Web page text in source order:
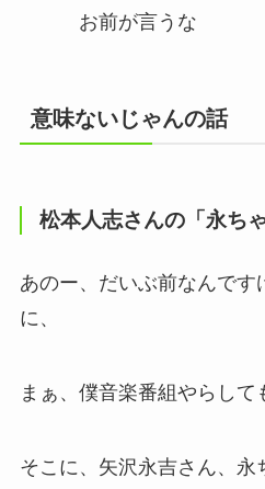
お前が言うな
意味ないじゃんの話
松本人志さんの「永ち
あのー、だいぶ前なんです
に、
まぁ、僕音楽番組やらして
そこに、矢沢永吉さん、永